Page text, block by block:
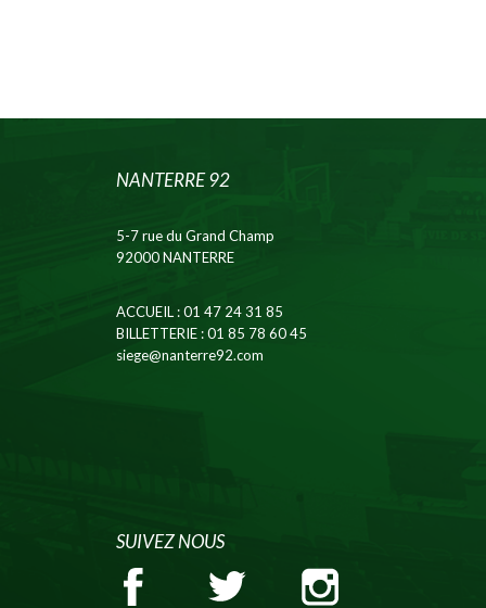
NANTERRE 92
5-7 rue du Grand Champ
92000 NANTERRE
ACCUEIL: 01 47 24 31 85
BILLETTERIE: 01 85 78 60 45
siege@nanterre92.com
SUIVEZ NOUS